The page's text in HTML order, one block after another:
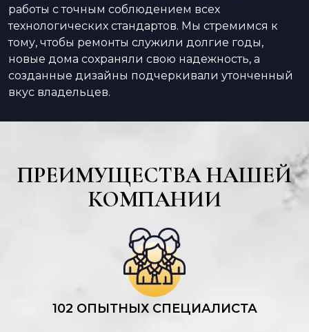
работы с точным соблюдением всех
технологических стандартов. Мы стремимся к
тому, чтобы ремонты служили долгие годы,
новые дома сохраняли свою надежность, а
созданные дизайны подчеркивали утонченный
вкус владельцев.
ПРЕИМУЩЕСТВА НАШЕЙ
КОМПАНИИ
102 ОПЫТНЫХ СПЕЦИАЛИСТА